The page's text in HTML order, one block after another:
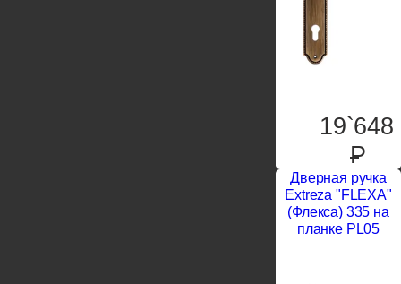
19`648
P
Дверная ручка
Extreza "FLEXA"
(Флекса) 335 на
планке PL05